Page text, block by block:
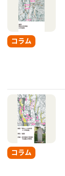
コラム
コラム